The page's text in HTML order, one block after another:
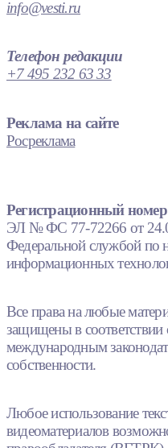
info@vesti.ru
Телефон редакции
+7 495 232 63 33
Реклама на сайте
Росреклама
Регистрационный
ЭЛ № ФС 77-72266 от
Федеральной службой по
информационных
Все права на любые
защищены в соответствии
международным
собственности.
Любое использование
видеоматериалов